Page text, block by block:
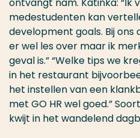
ontvangt nam. Katinka: “Ik
medestudenten kan
development goals. Bij ons
er wel les over maar ik
geval is.” “Welke tips we
in het restaurant
het instellen van een
met GO HR wel goed.”
kwijt in het wandelend